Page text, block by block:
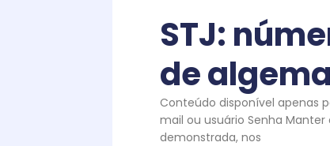
STJ:
de
Conteúdo disponível apenas
mail ou usuário Senha
demonstrada, nos